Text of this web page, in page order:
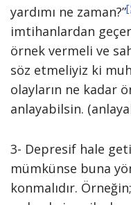
yardımı ne zaman?”
imtihanlardan
örnek vermeli ve
söz etmeliyiz ki
olayların ne kadar
anlayabilsin.
3- Depresif hale
mümkünse buna
konmalıdır.